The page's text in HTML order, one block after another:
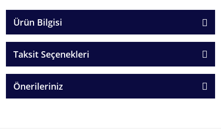
Ürün Bilgisi
Taksit Seçenekleri
Önerileriniz